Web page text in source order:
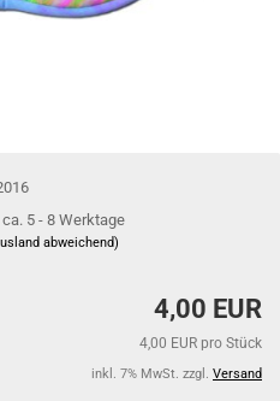
ca. 5 - 8 Werktage
abweichend)
4,00 EUR
4,00 EUR pro Stück
inkl. 7% MwSt. zzgl. Versand